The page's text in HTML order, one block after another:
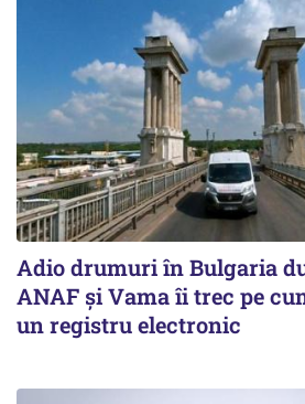
Adio drumuri în Bulgaria
ANAF și Vama îi trec pe
un registru electronic